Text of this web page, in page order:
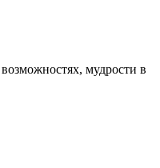
мудрости в